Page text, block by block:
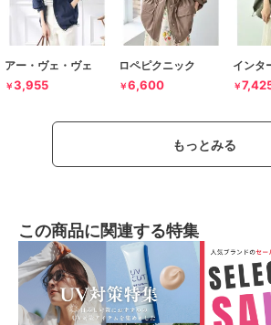
アー・ヴェ・ヴェ
￥3,955
ロペピクニック
￥6,600
インタ
￥
もっとみる
この商品に関連する特集